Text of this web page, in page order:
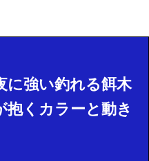
に強い釣れる餌木
抱くカラーと動き